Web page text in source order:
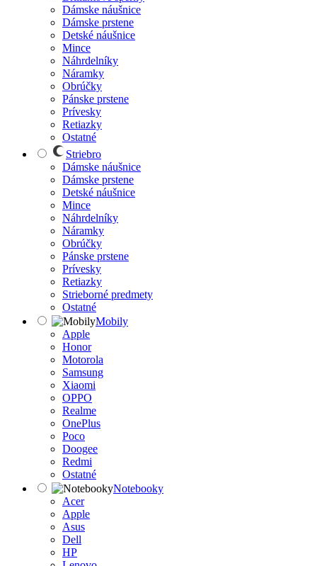
Dámske náušnice
Dámske prstene
Detské náušnice
Mince
Náhrdelníky
Náramky
Obrúčky
Pánske prstene
Prívesky
Retiazky
Ostatné
Striebro
Dámske náušnice
Dámske prstene
Detské náušnice
Mince
Náhrdelníky
Náramky
Obrúčky
Pánske prstene
Prívesky
Retiazky
Strieborné predmety
Ostatné
Mobily
Apple
Honor
Motorola
Samsung
Xiaomi
OPPO
Realme
OnePlus
Poco
Doogee
Redmi
Ostatné
Notebooky
Acer
Apple
Asus
Dell
HP